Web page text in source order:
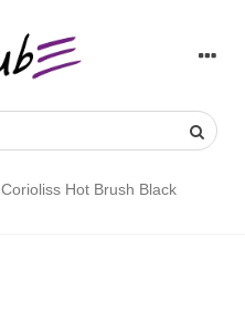
Corioliss Hot Brush Black